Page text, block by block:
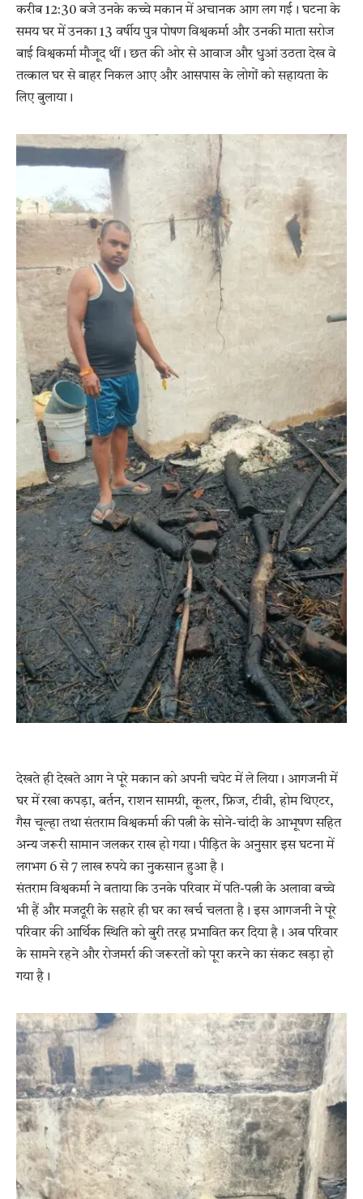
करीब 12:30 बजे उनके कच्चे मकान में अचानक आग लग गई। घटना के
समय घर में उनका 13 वर्षीय पुत्र पोषण विश्वकर्मा और उनकी माता सरोज
बाई विश्वकर्मा मौजूद थीं। छत की ओर से आवाज और धुआं उठता देख वे
तत्काल घर से बाहर निकल आए और आसपास के लोगों को सहायता के
लिए बुलाया।
देखते ही देखते आग ने पूरे मकान को अपनी चपेट में ले लिया। आगजनी में
घर में रखा कपड़ा, बर्तन, राशन सामग्री, कूलर, फ्रिज, टीवी, होम थिएटर,
गैस चूल्हा तथा संतराम विश्वकर्मा की पत्नी के सोने-चांदी के आभूषण सहित
अन्य जरूरी सामान जलकर राख हो गया। पीड़ित के अनुसार इस घटना में
लगभग 6 से 7 लाख रुपये का नुकसान हुआ है।
संतराम विश्वकर्मा ने बताया कि उनके परिवार में पति-पत्नी के अलावा बच्चे
भी हैं और मजदूरी के सहारे ही घर का खर्च चलता है। इस आगजनी ने पूरे
परिवार की आर्थिक स्थिति को बुरी तरह प्रभावित कर दिया है। अब परिवार
के सामने रहने और रोजमर्रा की जरूरतों को पूरा करने का संकट खड़ा हो
गया है।